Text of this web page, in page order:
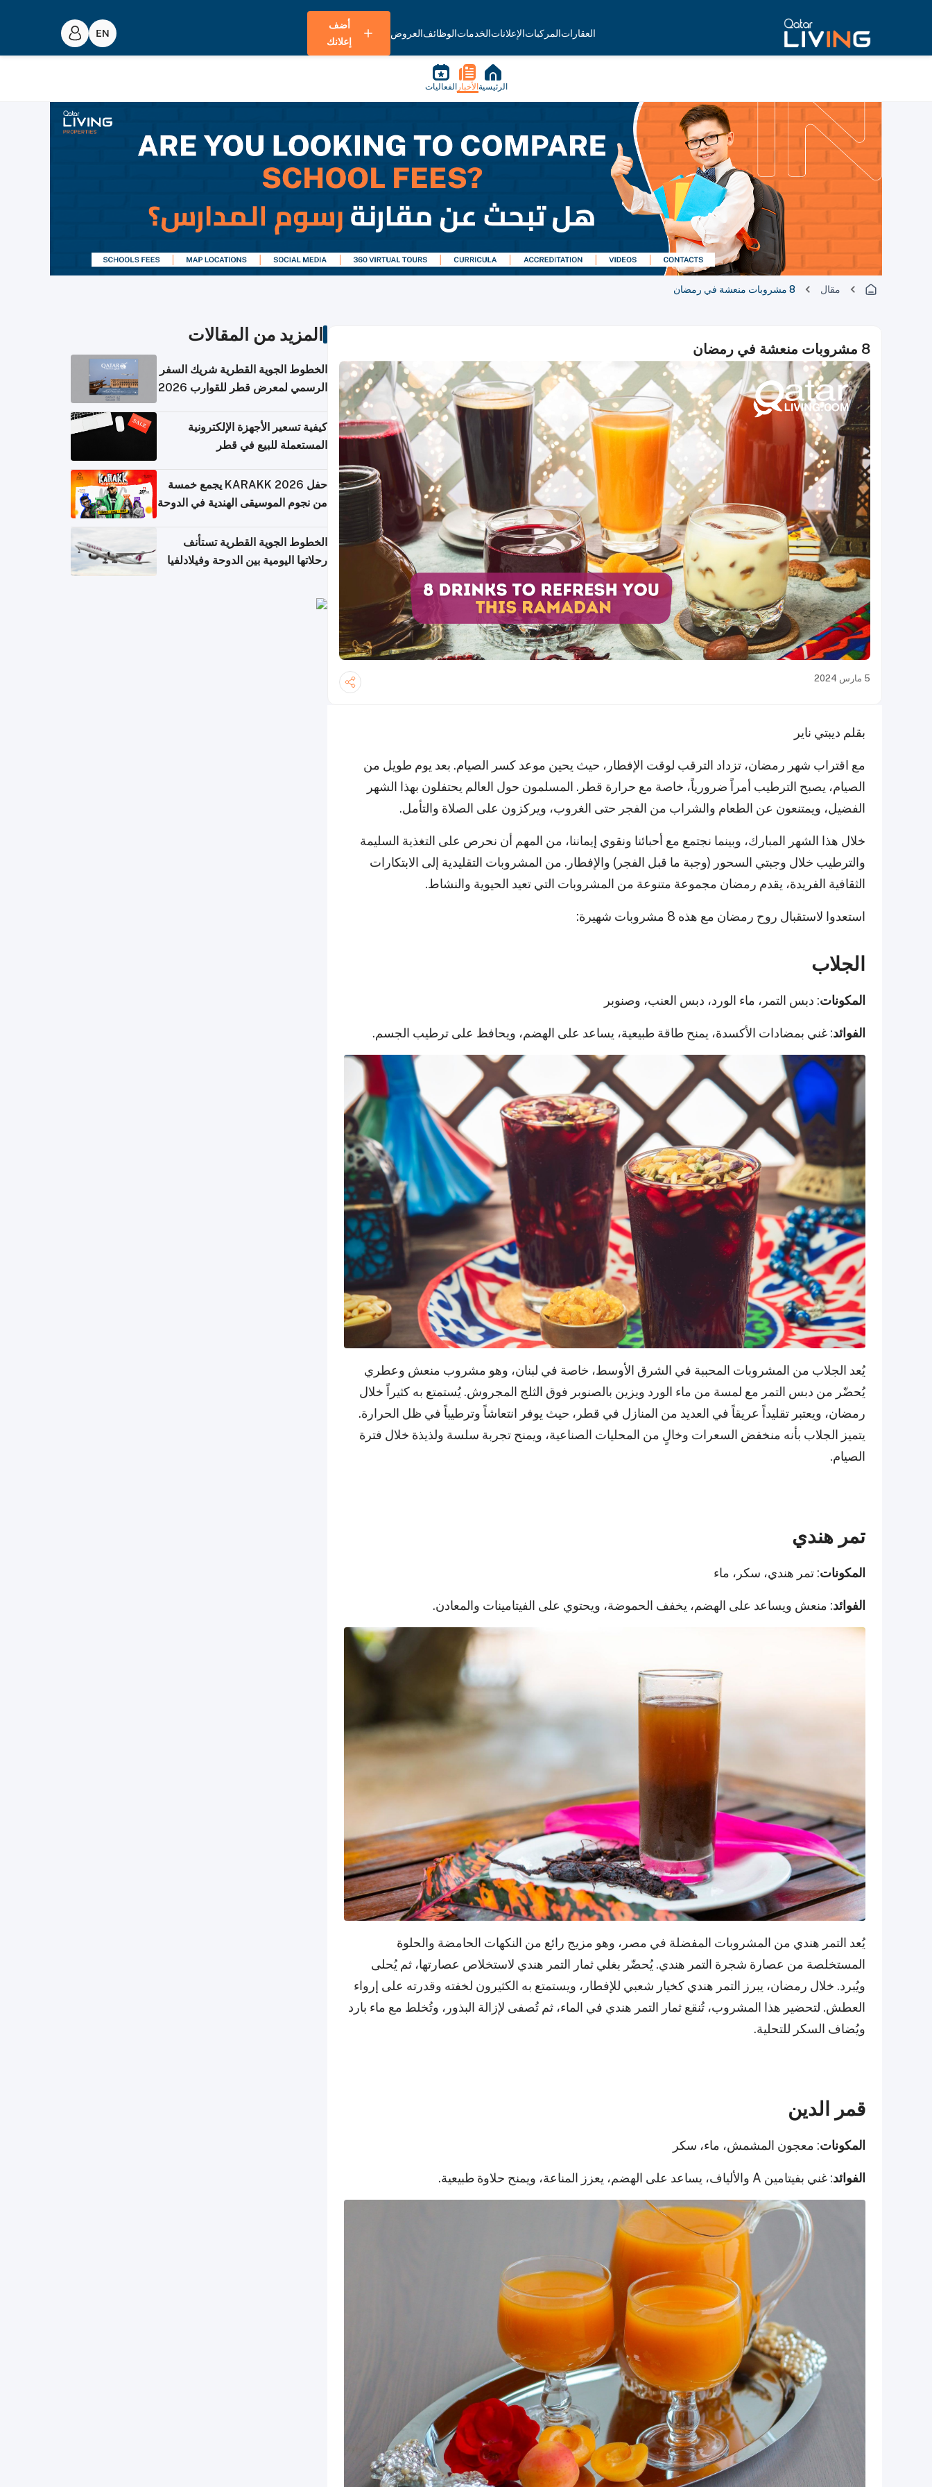
العقاراتالمركباتالإعلاناتالخدماتالوظائفالعروض
أضف
إعلانك
الرئيسية الأخبار الفعاليات
مقال 8 مشروبات منعشة في رمضان
8 مشروبات منعشة في رمضان
5 مارس 2024
بقلم ديبتي ناير
مع اقتراب شهر رمضان، تزداد الترقب لوقت الإفطار، حيث يحين موعد كسر الصيام. بعد يوم طويل من
الصيام، يصبح الترطيب أمراً ضرورياً، خاصة مع حرارة قطر. المسلمون حول العالم يحتفلون بهذا الشهر
الفضيل، ويمتنعون عن الطعام والشراب من الفجر حتى الغروب، ويركزون على الصلاة والتأمل.
خلال هذا الشهر المبارك، وبينما نجتمع مع أحبائنا ونقوي إيماننا، من المهم أن نحرص على التغذية السليمة
والترطيب خلال وجبتي السحور (وجبة ما قبل الفجر) والإفطار. من المشروبات التقليدية إلى الابتكارات
الثقافية الفريدة، يقدم رمضان مجموعة متنوعة من المشروبات التي تعيد الحيوية والنشاط.
استعدوا لاستقبال روح رمضان مع هذه 8 مشروبات شهيرة:
الجلاب
المكونات: دبس التمر، ماء الورد، دبس العنب، وصنوبر
الفوائد: غني بمضادات الأكسدة، يمنح طاقة طبيعية، يساعد على الهضم، ويحافظ على ترطيب الجسم.
يُعد الجلاب من المشروبات المحببة في الشرق الأوسط، خاصة في لبنان، وهو مشروب منعش وعطري
يُحضّر من دبس التمر مع لمسة من ماء الورد ويزين بالصنوبر فوق الثلج المجروش. يُستمتع به كثيراً خلال
رمضان، ويعتبر تقليداً عريقاً في العديد من المنازل في قطر، حيث يوفر انتعاشاً وترطيباً في ظل الحرارة.
يتميز الجلاب بأنه منخفض السعرات وخالٍ من المحليات الصناعية، ويمنح تجربة سلسة ولذيذة خلال فترة
الصيام.
تمر هندي
المكونات: تمر هندي، سكر، ماء
الفوائد: منعش ويساعد على الهضم، يخفف الحموضة، ويحتوي على الفيتامينات والمعادن.
يُعد التمر هندي من المشروبات المفضلة في مصر، وهو مزيج رائع من النكهات الحامضة والحلوة
المستخلصة من عصارة شجرة التمر هندي. يُحضّر بغلي ثمار التمر هندي لاستخلاص عصارتها، ثم يُحلى
ويُبرد. خلال رمضان، يبرز التمر هندي كخيار شعبي للإفطار، ويستمتع به الكثيرون لخفته وقدرته على إرواء
العطش. لتحضير هذا المشروب، تُنقع ثمار التمر هندي في الماء، ثم تُصفى لإزالة البذور، وتُخلط مع ماء بارد
ويُضاف السكر للتحلية.
قمر الدين
المكونات: معجون المشمش، ماء، سكر
الفوائد: غني بفيتامين A والألياف، يساعد على الهضم، يعزز المناعة، ويمنح حلاوة طبيعية.
المزيد من المقالات
الخطوط الجوية القطرية شريك السفر
الرسمي لمعرض قطر للقوارب 2026
كيفية تسعير الأجهزة الإلكترونية
المستعملة للبيع في قطر
حفل KARAKK 2026 يجمع خمسة
من نجوم الموسيقى الهندية في الدوحة
الخطوط الجوية القطرية تستأنف
رحلاتها اليومية بين الدوحة وفيلادلفيا